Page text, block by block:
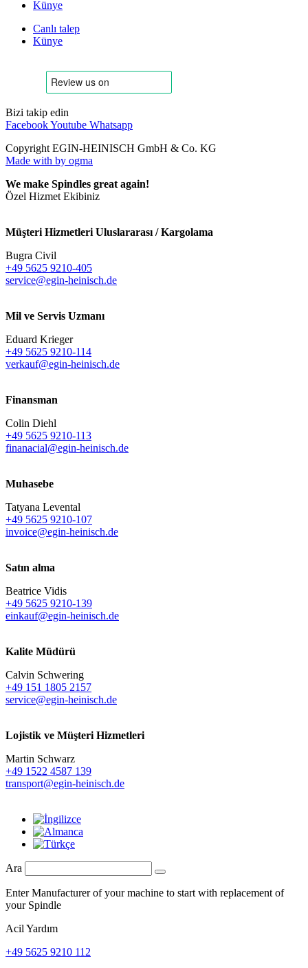
Künye
Canlı talep
Künye
Bizi takip edin
FacebookYoutube Whatsapp
Copyright EGIN-HEINISCH GmbH & Co. KG
Made with by ogma
We make Spindles great again!
Özel Hizmet Ekibiniz
Müşteri Hizmetleri Uluslararası / Kargolama
Bugra Civil
+49 5625 9210-405
service@egin-heinisch.de
Mil ve Servis Uzmanı
Eduard Krieger
+49 5625 9210-114
verkauf@egin-heinisch.de
Finansman
Colin Diehl
+49 5625 9210-113
finanacial@egin-heinisch.de
Muhasebe
Tatyana Levental
+49 5625 9210-107
invoice@egin-heinisch.de
Satın alma
Beatrice Vidis
+49 5625 9210-139
einkauf@egin-heinisch.de
Kalite Müdürü
Calvin Schwering
+49 151 1805 2157
service@egin-heinisch.de
Lojistik ve Müşteri Hizmetleri
Martin Schwarz
+49 1522 4587 139
transport@egin-heinisch.de
Ara
Enter Manufacturer of your machine to start with replacement of
your Spindle
Acil Yardım
+49 5625 9210 112